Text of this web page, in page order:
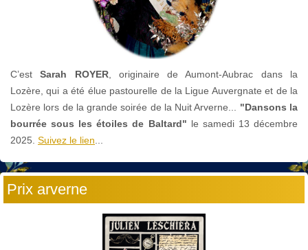
C’estSarah ROYER, originaire de Aumont-Aubrac dans la
Lozère, qui a été élue pastourelle de la Ligue Auvergnate et de la
Lozère lors de la grande soirée de la Nuit Arverne... "Dansons la
bourrée sous les étoiles de Baltard" le samedi 13 décembre
2025. Suivez le lien...
Prix arverne